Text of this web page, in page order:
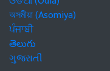
অসমীয়া (Asomiya)
ਪੰਜਾਬੀ
తెలుగు
ગુજરાતી